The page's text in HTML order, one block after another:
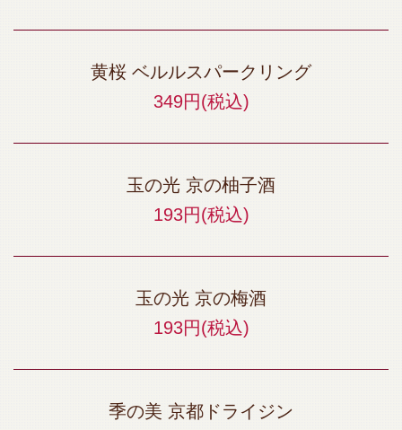
黄桜 ベルルスパークリング
349円(税込)
玉の光 京の柚子酒
193円(税込)
玉の光 京の梅酒
193円(税込)
季の美 京都ドライジン